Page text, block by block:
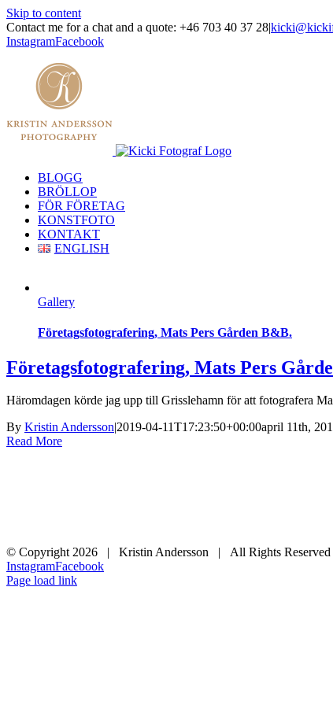
Skip to content
Contact me for a chat and a quote: +46 703 40 37 28|
InstagramFacebook
BLOGG
BRÖLLOP
FÖR FÖRETAG
KONSTFOTO
KONTAKT
ENGLISH
Gallery
Företagsfotografering, Mats Pers Gården B&B.
Företagsfotografering, Mats Pers
Häromdagen körde jag upp till Grisslehamn för att fotografera
By Kristin Andersson|2019-04-11T17:23:50+00:00april 11th,
Read More
© Copyright 2026 | Kristin Andersson | All Rights
InstagramFacebook
Page load link